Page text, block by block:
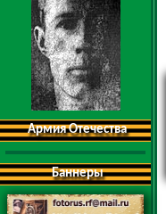
Армия Отечества
Баннеры